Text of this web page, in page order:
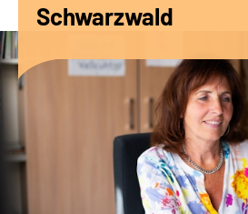
Karriere
Sozialdienste & Zuweisende
Schwarzwald